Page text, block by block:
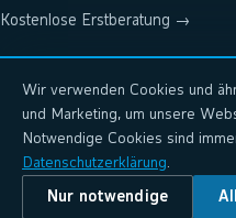
Kostenlose Erstberatung →
Hosting & Rechenzentrum: wnm-
KI-Plattform: wnm.ai
Wir verwenden Cookies und
und Marketing, um unsere
Notwendige Cookies sind
Datenschutzerklärung.
Nur notwendige